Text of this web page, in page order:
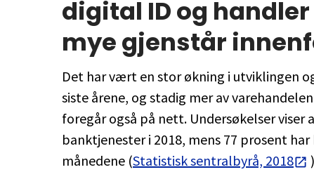
digital ID og
mye gjenstår
Det har vært en stor økning i utviklingen
siste årene, og stadig mer av
foregår også på nett. Undersøkelser
banktjenester i 2018, mens 77 prosent
månedene (Statistisk sentralbyrå, 2018